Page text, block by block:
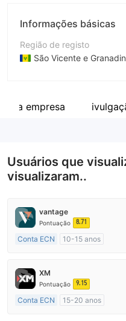
Informações básicas
Região de registo
São Vicente e
Empresa
da empresa
Usuários que
visualizaram..
vantage
Pontuação 8.71
Conta ECN
10-15 anos
Market Marketing (MM)
Etiqueta principal MT4
XM
Pontuação 9.15
Conta ECN
15-20 anos